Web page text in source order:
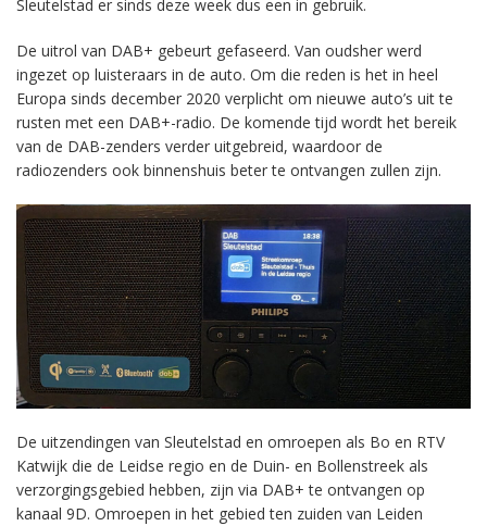
Sleutelstad er sinds deze week dus een in gebruik.
De uitrol van DAB+ gebeurt gefaseerd. Van oudsher werd
ingezet op luisteraars in de auto. Om die reden is het in heel
Europa sinds december 2020 verplicht om nieuwe auto’s uit te
rusten met een DAB+-radio. De komende tijd wordt het bereik
van de DAB-zenders verder uitgebreid, waardoor de
radiozenders ook binnenshuis beter te ontvangen zullen zijn.
De uitzendingen van Sleutelstad en omroepen als Bo en RTV
Katwijk die de Leidse regio en de Duin- en Bollenstreek als
verzorgingsgebied hebben, zijn via DAB+ te ontvangen op
kanaal 9D. Omroepen in het gebied ten zuiden van Leiden